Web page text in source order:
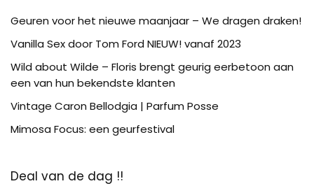
Geuren voor het nieuwe maanjaar – We dragen draken!
Vanilla Sex door Tom Ford NIEUW! vanaf 2023
Wild about Wilde – Floris brengt geurig eerbetoon aan
een van hun bekendste klanten
Vintage Caron Bellodgia | Parfum Posse
Mimosa Focus: een geurfestival
Deal van de dag !!